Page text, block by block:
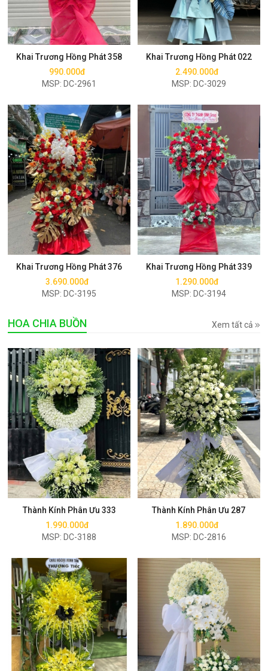
Khai Trương Hồng Phát 358
990.000đ
MSP: DC-2961
Mua ngay
Khai Trương Hồng Phát 022
2.490.000đ
MSP: DC-3029
Mua ngay
Khai Trương Hồng Phát 376
3.690.000đ
MSP: DC-3195
Mua ngay
Khai Trương Hồng Phát 339
1.290.000đ
MSP: DC-3194
Mua ngay
HOA CHIA BUỒN Xem tất cả
Thành Kính Phân Ưu 333
1.990.000đ
MSP: DC-3188
Mua ngay
Thành Kính Phân Ưu 287
1.890.000đ
MSP: DC-2816
Mua ngay